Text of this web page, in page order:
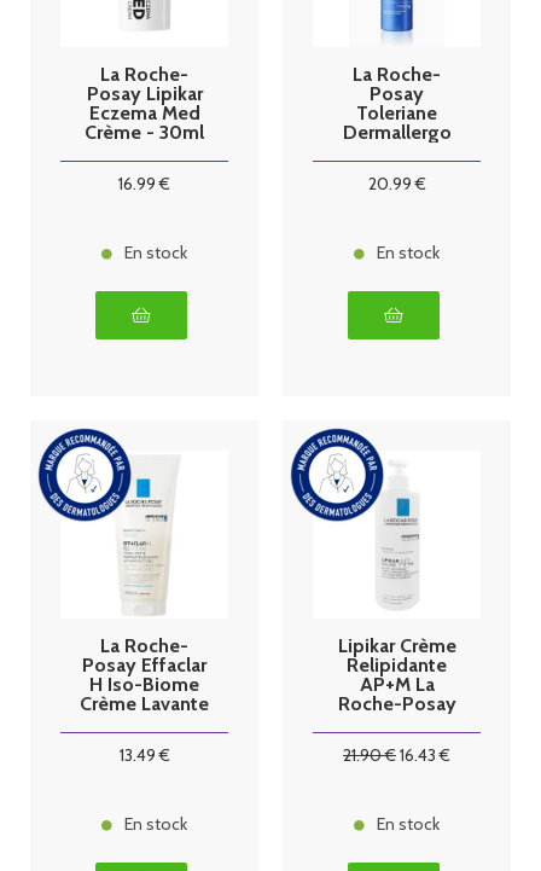
La Roche-
Posay Lipikar
Eczema Med
Crème - 30ml
16.99 €
En stock
La Roche-
Posay
Toleriane
Dermallergo
20.99€
En stock
La Roche-
Posay Effaclar
H Iso-Biome
Crème Lavante
13.49€
En stock
Lipikar Crème
Relipidante
AP+M La
Roche-Posay
21.90€16.43 €
En stock